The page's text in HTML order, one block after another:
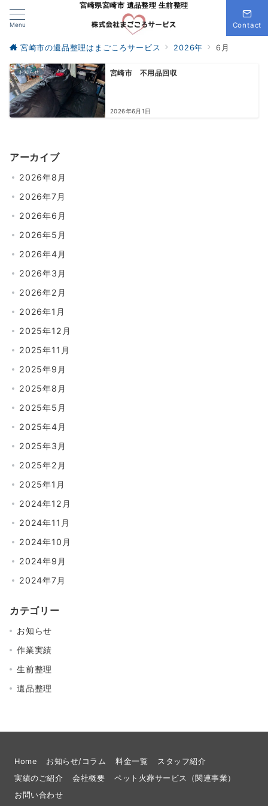
Menu
宮崎県宮崎市 遺品整理 生前整理
Contact
宮崎市の遺品整理はまごころサービス 2026年 6月
お知らせ 宮崎市 不用品回収
2026年6月1日
アーカイブ
2026年8月
2026年7月
2026年6月
2026年5月
2026年4月
2026年3月
2026年2月
2026年1月
2025年12月
2025年11月
2025年9月
2025年8月
2025年5月
2025年4月
2025年3月
2025年2月
2025年1月
2024年12月
2024年11月
2024年10月
2024年9月
2024年7月
カテゴリー
お知らせ
作業実績
生前整理
遺品整理
Home お知らせ/コラム 料金一覧
スタッフ紹介
実績のご紹介
会社概要
ペット火葬サービス（関連事業）
お問い合わせ